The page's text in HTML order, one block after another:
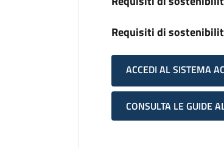
Requisiti di
ACCEDI AL SISTEMA
CONSULTA LE GUIDE